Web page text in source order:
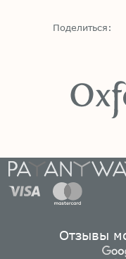
Поделиться:
Отзывы